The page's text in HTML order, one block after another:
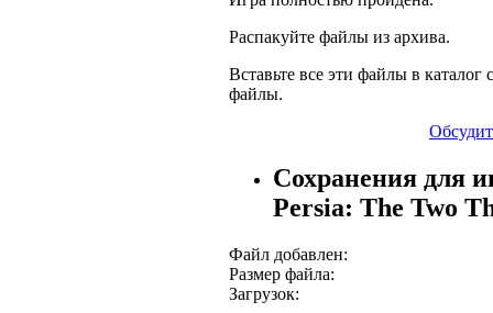
Распакуйте файлы из архива.
Вставьте все эти файлы в каталог
файлы.
Сохранения для
Persia: The Two
Файл добавлен:
Размер файла:
Загрузок: